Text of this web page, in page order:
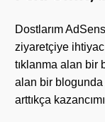
Dostlarım
ziyaretçiye
tıklanma alan bir
alan bir blogunda
arttıkça